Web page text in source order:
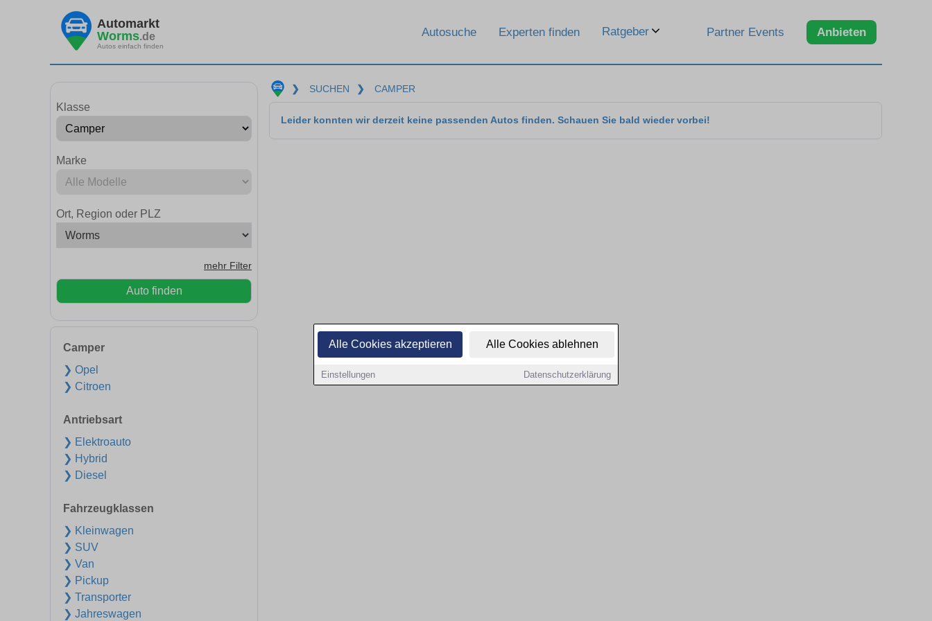
Alle Cookies akzeptieren Alle Cookies ablehnen
Einstellungen Datenschutzerklärung
Automarkt
Worms.de
Autos einfach finden
Autosuche Experten finden Ratgeber Partner Events Anbieten
Klasse
Marke
Ort, Region oder PLZ
mehr Filter
Auto finden
Camper
❯ Opel
❯ Citroen
Antriebsart
❯ Elektroauto
❯ Hybrid
❯ Diesel
Fahrzeugklassen
❯ Kleinwagen
❯ SUV
❯ Van
❯ Pickup
❯ Transporter
❯ Jahreswagen
❯ SUCHEN ❯ CAMPER
Leider konnten wir derzeit keine passenden Autos finden. Schauen Sie bald wieder vorbei!